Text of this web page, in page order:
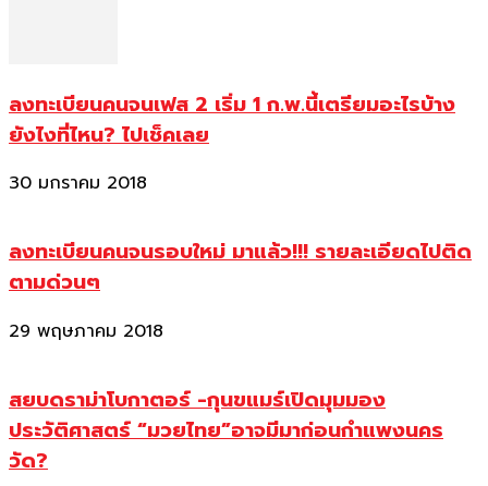
ลงทะเบียนคนจนเฟส 2 เริ่ม 1 ก.พ.นี้เตรียมอะไรบ้าง
ยังไงที่ไหน? ไปเช็คเลย
30 มกราคม 2018
ลงทะเบียนคนจนรอบใหม่ มาแล้ว!!! รายละเอียดไปติด
ตามด่วนๆ
29 พฤษภาคม 2018
สยบดราม่าโบกาตอร์ -กุนขแมร์เปิดมุมมอง
ประวัติศาสตร์ “มวยไทย”อาจมีมาก่อนกำแพงนคร
วัด?